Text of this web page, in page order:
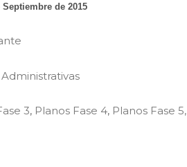
de 2015
3, Planos Fase 4, Planos Fase 5,